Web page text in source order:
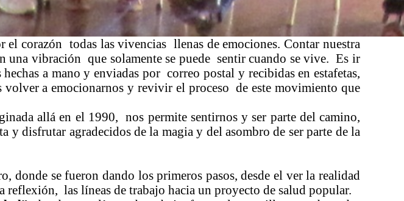
corazón todas las vivencias llenas de emociones. Contar nuestra
vibración que solamente se puede sentir cuando se vive. Es ir
a mano y enviadas por correo postal y recibidas en estafetas,
volver a emocionarnos y revivir el proceso de este movimiento que
allá en el 1990, nos permite sentirnos y ser parte del camino,
y disfrutar agradecidos de la magia y del asombro de ser parte de la
donde se fueron dando los primeros pasos, desde el ver la realidad
reflexión, las líneas de trabajo hacia un proyecto de salud popular.